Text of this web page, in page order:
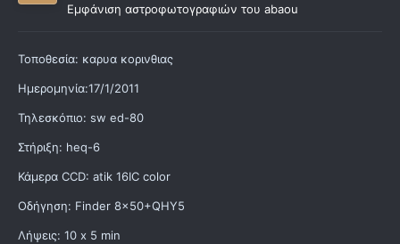
Εμφάνιση αστροφωτογραφιών του abaou
Τοποθεσία: καρυα κορινθιας
Ημερομηνία:17/1/2011
Τηλεσκόπιο: sw ed-80
Στήριξη: heq-6
Κάμερα CCD: atik 16IC color
Οδήγηση: Finder 8x50+QHY5
Λήψεις: 10 x 5 min